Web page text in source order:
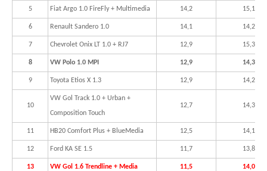
5 Fiat Argo 1.0 FireFly + Multimedia 14,2 15,1
6 Renault Sandero 1.0 14,1 14,2
7 Chevrolet Onix LT 1.0 + RJ7 12,9 15,3
8 VW Polo 1.0 MPI 12,9 14,3
9 Toyota Etios X 1.3 12,9 14,2
10
VW Gol Track 1.0 + Urban +
Composition Touch
12,7 14,3
11 HB20 Comfort Plus + BlueMedia 12,5 14,1
12 Ford KA SE 1.5 11,7 13,8
13 VW Gol 1.6 Trendline + Media 11,5 14,0